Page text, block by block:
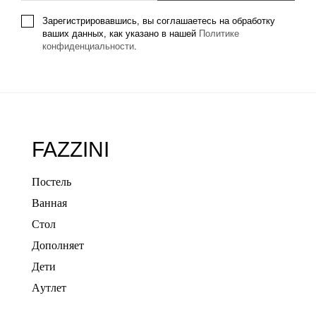
Зарегистрировавшись, вы соглашаетесь на обработку
ваших данных, как указано в нашей Политике
конфиденциальности
FAZZINI
Постель
Ванная
Стол
Дополняет
Дети
Aутлет